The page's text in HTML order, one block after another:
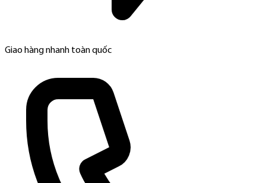
Giao hàng nhanh toàn quốc